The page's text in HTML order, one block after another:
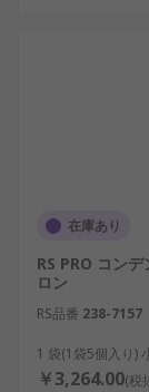
在庫あり
RS PRO コン
ロン
RS品番 238-7157
1 袋(1袋5個入り)
￥3,264.00(税